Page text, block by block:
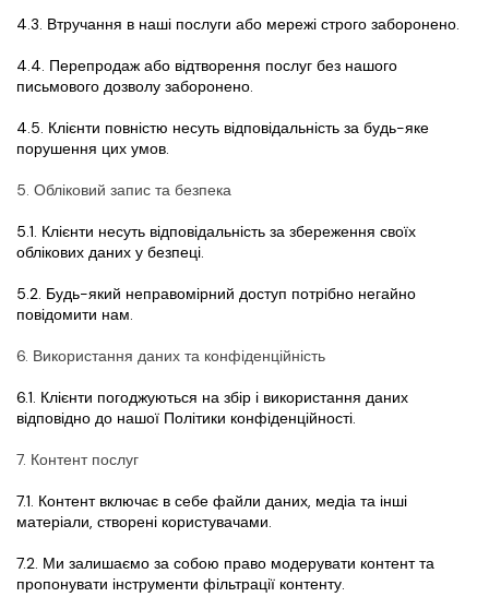
4.3. Втручання в наші послуги або мережі строго заборонено.
4.4. Перепродаж або відтворення послуг без нашого
письмового дозволу заборонено.
4.5. Клієнти повністю несуть відповідальність за будь-яке
порушення цих умов.
5. Обліковий запис та безпека
5.1. Клієнти несуть відповідальність за збереження своїх
облікових даних у безпеці.
5.2. Будь-який неправомірний доступ потрібно негайно
повідомити нам.
6. Використання даних та конфіденційність
6.1. Клієнти погоджуються на збір і використання даних
відповідно до нашої Політики конфіденційності.
7. Контент послуг
7.1. Контент включає в себе файли даних, медіа та інші
матеріали, створені користувачами.
7.2. Ми залишаємо за собою право модерувати контент та
пропонувати інструменти фільтрації контенту.